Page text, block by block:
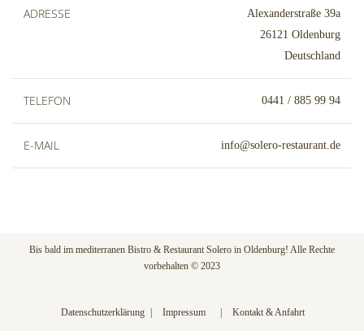
ADRESSE
Alexanderstraße 39a
26121 Oldenburg
Deutschland
TELEFON 0441 / 885 99 94
E-MAIL info@solero-restaurant.de
Bis bald im mediterranen Bistro & Restaurant Solero in Oldenburg! Alle Rechte
vorbehalten © 2023
Datenschutzerklärung Impressum Kontakt & Anfahrt